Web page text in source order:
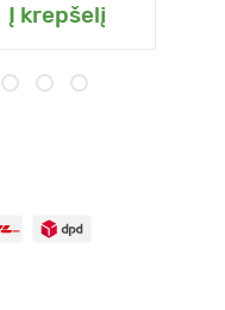
Į krepšelį